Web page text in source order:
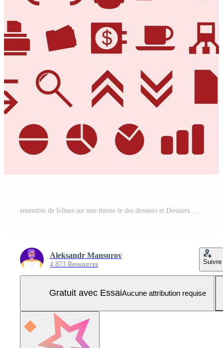
Aleksandr Mansurov
4 873 Ressources Suivre
Gratuit avec EssaiAucune attribution requise